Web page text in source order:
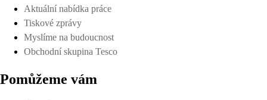
Aktuální nabídka práce
Tiskové zprávy
Myslíme na budoucnost
Obchodní skupina Tesco
Pomůžeme vám